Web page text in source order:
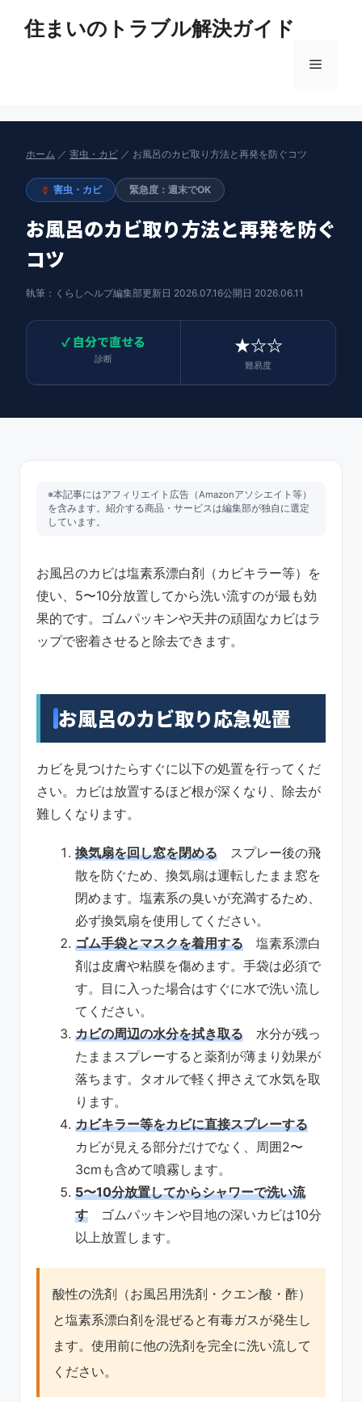
住まいのトラブル解決ガイド
メ
ホーム ／ 害虫・カビ ／ お風呂のカビ取り方法と再発を防ぐコツ
害虫・カビ 緊急度：週末でOK
お風呂のカビ取り方法と再発を防ぐ
コツ
執筆：くらしヘルプ編集部更新日 2026.07.16公開日 2026.06.11
✓ 自分で直せる
診断
★☆☆
難易度
※本記事にはアフィリエイト広告（Amazonアソシエイト等）
を含みます。紹介する商品・サービスは編集部が独自に選定
しています。
お風呂のカビは塩素系漂白剤（カビキラー等）を
使い、5〜10分放置してから洗い流すのが最も効
果的です。ゴムパッキンや天井の頑固なカビはラ
ップで密着させると除去できます。
お風呂のカビ取り応急処置
カビを見つけたらすぐに以下の処置を行ってくだ
さい。カビは放置するほど根が深くなり、除去が
難しくなります。
換気扇を回し窓を閉める スプレー後の飛
散を防ぐため、換気扇は運転したまま窓を
閉めます。塩素系の臭いが充満するため、
必ず換気扇を使用してください。
ゴム手袋とマスクを着用する 塩素系漂白
剤は皮膚や粘膜を傷めます。手袋は必須で
す。目に入った場合はすぐに水で洗い流し
てください。
カビの周辺の水分を拭き取る 水分が残っ
たままスプレーすると薬剤が薄まり効果が
落ちます。タオルで軽く押さえて水気を取
ります。
カビキラー等をカビに直接スプレーする
カビが見える部分だけでなく、周囲2〜
3cmも含めて噴霧します。
5〜10分放置してからシャワーで洗い流
す ゴムパッキンや目地の深いカビは10分
以上放置します。
酸性の洗剤（お風呂用洗剤・クエン酸・酢）
と塩素系漂白剤を混ぜると有毒ガスが発生し
ます。使用前に他の洗剤を完全に洗い流して
ください。